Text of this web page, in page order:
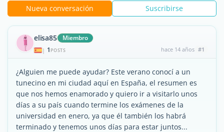
Nueva conversación Suscribirse
elisa85 Miembro
| 1 POSTS hace 14 años #1
¿Alguien me puede ayudar? Este verano conocí a un
tunecino en mi ciudad aquí en España, el resumen es
que nos hemos enamorado y quiero ir a visitarlo unos
días a su país cuando termine los exámenes de la
universidad en enero, ya que él también los habrá
terminado y tenemos unos días para estar juntos...